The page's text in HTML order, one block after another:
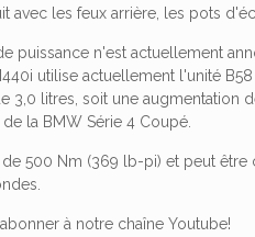
avec les feux arrière, les pots
puissance n'est actuellement
utilise actuellement l'unité
3,0 litres, soit une augmentation
la BMW Série 4 Coupé.
de 500 Nm (369 lb-pi) et peut
à notre chaîne Youtube!